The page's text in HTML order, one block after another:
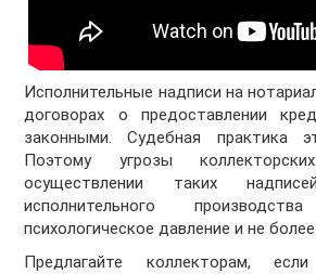
Исполнительные надписи на
договорах о предоставлении
законными. Судебная практика
Поэтому угрозы
осуществлении таких
исполнительного
психологическое давление и не более.
Предлагайте коллекторам,